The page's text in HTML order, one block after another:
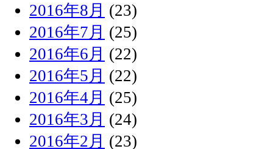
2016年8月 (23)
2016年7月 (25)
2016年6月 (22)
2016年5月 (22)
2016年4月 (25)
2016年3月 (24)
2016年2月 (23)